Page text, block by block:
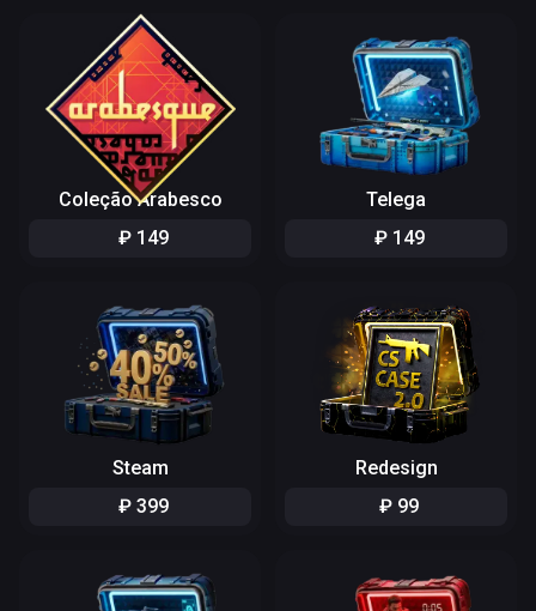
Coleção Arabesco
₽ 149
Telega
₽ 149
Steam
₽ 399
Redesign
₽ 99